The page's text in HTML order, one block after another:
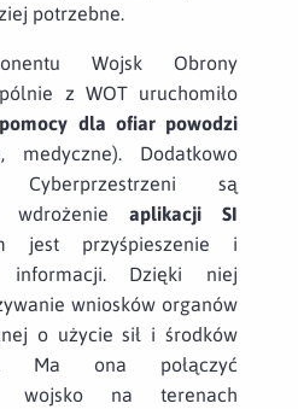
potrzebne.
Wojsk Obrony
z WOT uruchomiło
dla ofiar powodzi
medyczne). Dodatkowo
są
wdrożenie aplikacji SI
jest przyśpieszenie i
informacji. Dzięki niej
wniosków organów
o użycie sił i środków
Ma ona połączyć
i wojsko na terenach